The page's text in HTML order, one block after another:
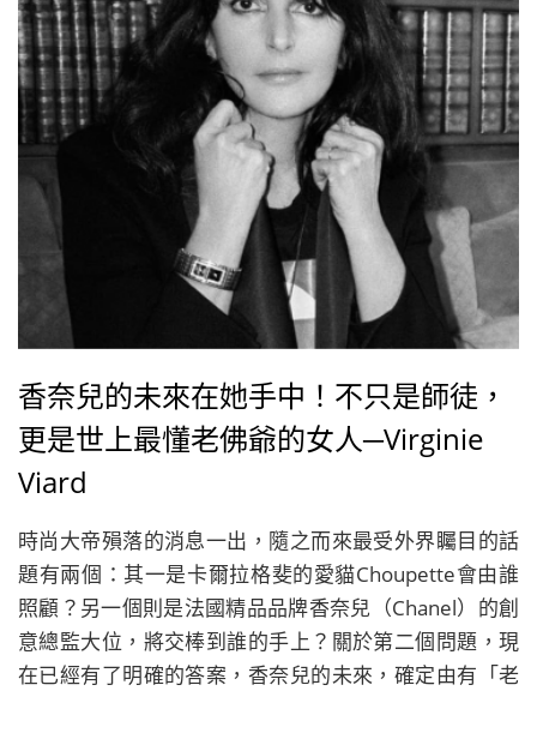
香奈兒的未來在她手中！不只是師徒，
更是世上最懂老佛爺的女人─Virginie
Viard
時尚大帝殞落的消息一出，隨之而來最受外界矚目的話
題有兩個：其一是卡爾拉格斐的愛貓Choupette會由誰
照顧？另一個則是法國精品品牌香奈兒（Chanel）的創
意總監大位，將交棒到誰的手上？關於第二個問題，現
在已經有了明確的答案，香奈兒的未來，確定由有「老